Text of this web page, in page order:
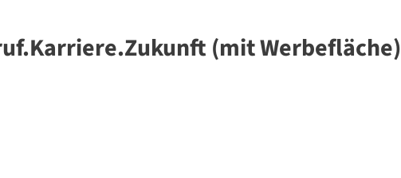
(mit Werbefläche)